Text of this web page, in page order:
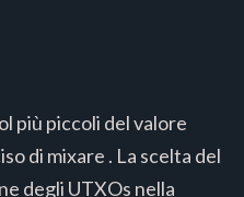
più piccoli del valore
di mixare . La scelta del
degli UTXOs nella